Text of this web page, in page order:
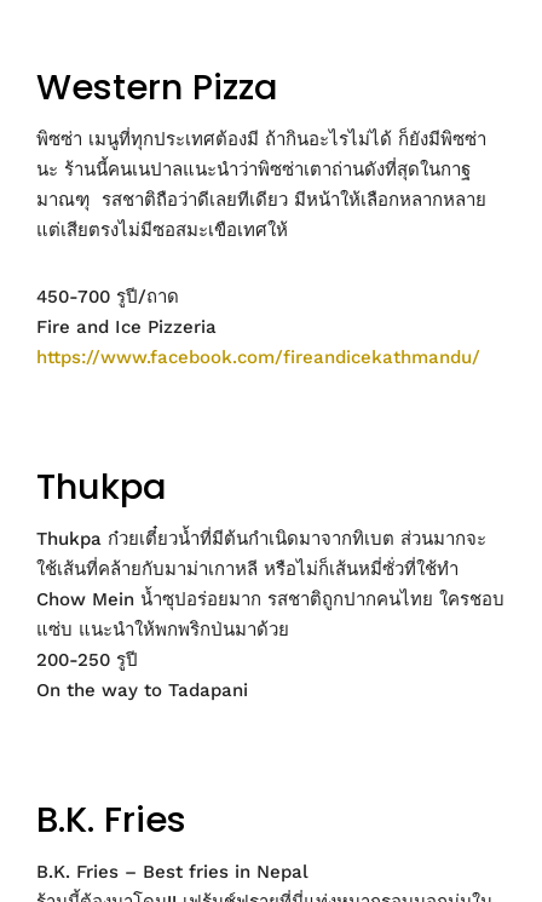
Western Pizza
พิซซ่า เมนูที่ทุกประเทศต้องมี ถ้ากินอะไรไม่ได้ ก็ยังมีพิซซ่า
นะ ร้านนี้คนเนปาลแนะนำว่าพิซซ่าเตาถ่านดังที่สุดในกาฐ
มาณฑุ รสชาติถือว่าดีเลยทีเดียว มีหน้าให้เลือกหลากหลาย
แต่เสียตรงไม่มีซอสมะเขือเทศให้
450-700 รูปี/ถาด
Fire and Ice Pizzeria
https://www.facebook.com/fireandicekathmandu/
Thukpa
Thukpa ก๋วยเตี๋ยวน้ำที่มีต้นกำเนิดมาจากทิเบต ส่วนมากจะ
ใช้เส้นที่คล้ายกับมาม่าเกาหลี หรือไม่ก็เส้นหมี่ซั่วที่ใช้ทำ
Chow Mein น้ำซุปอร่อยมาก รสชาติถูกปากคนไทย ใครชอบ
แซ่บ แนะนำให้พกพริกป่นมาด้วย
200-250 รูปี
On the way to Tadapani
B.K. Fries
B.K. Fries – Best fries in Nepal